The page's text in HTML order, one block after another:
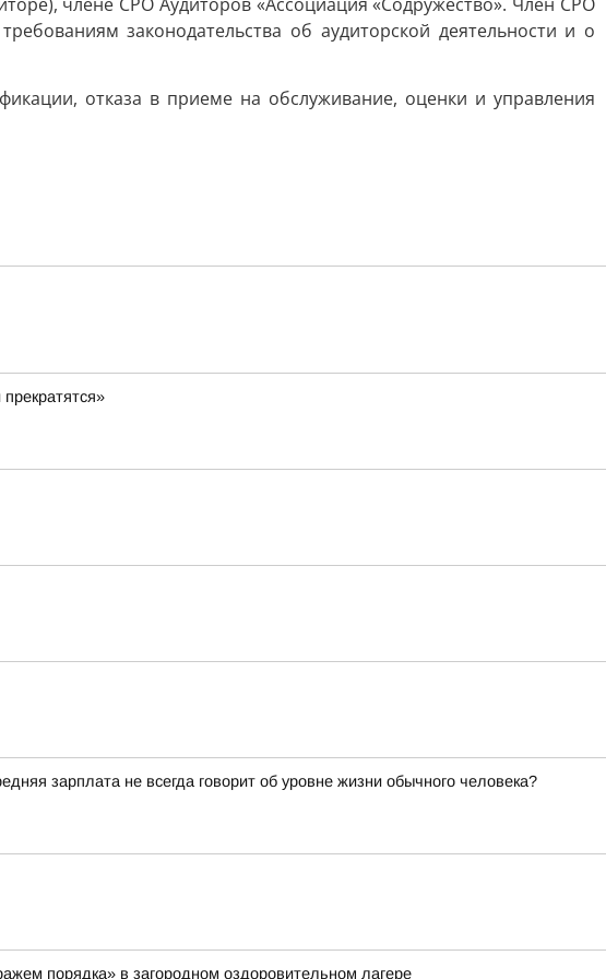
законодательства об аудиторской деятельности и о
отказа в приеме на обслуживание, оценки и управления
зарплата не всегда говорит об уровне жизни обычного человека?
порядка» в загородном оздоровительном лагере